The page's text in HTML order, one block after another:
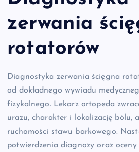
zerwania
rotatorów
Diagnostyka zerwania ścięgna
od dokładnego wywiadu
fizykalnego. Lekarz ortopeda
urazu, charakter i lokalizację bólu,
ruchomości stawu barkowego.
potwierdzenia diagnozy oraz